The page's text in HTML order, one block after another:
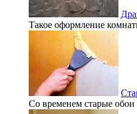
Такое оформление
Со временем старые обои